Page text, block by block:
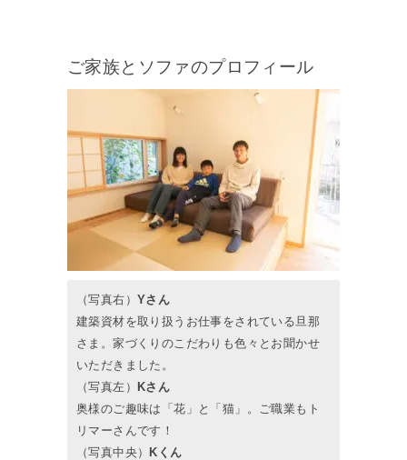
ご家族とソファのプロフィール
（写真右） Yさん
建築資材を取り扱うお仕事をされている旦那
さま。家づくりのこだわりも色々とお聞かせ
いただきました。
（写真左）
Kさん
奥様のご趣味は「花」と「猫」。ご職業もト
リマーさんです！
（写真中央）
Kくん